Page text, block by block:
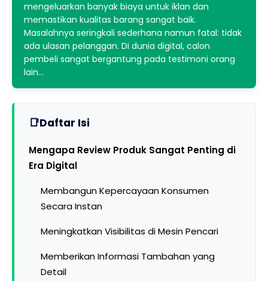
mengeluarkan banyak biaya untuk iklan dan
memastikan kualitas barang sangat baik.
Masalahnya seringkali sederhana namun fatal: tidak
ada ulasan pelanggan. Di dunia digital, calon
pembeli sangat bergantung pada testimoni orang
lain…
Daftar Isi
Mengapa Review Produk Sangat Penting di
Era Digital
Membangun Kepercayaan Konsumen
Secara Instan
Meningkatkan Visibilitas di Mesin Pencari
Memberikan Informasi Tambahan yang
Detail